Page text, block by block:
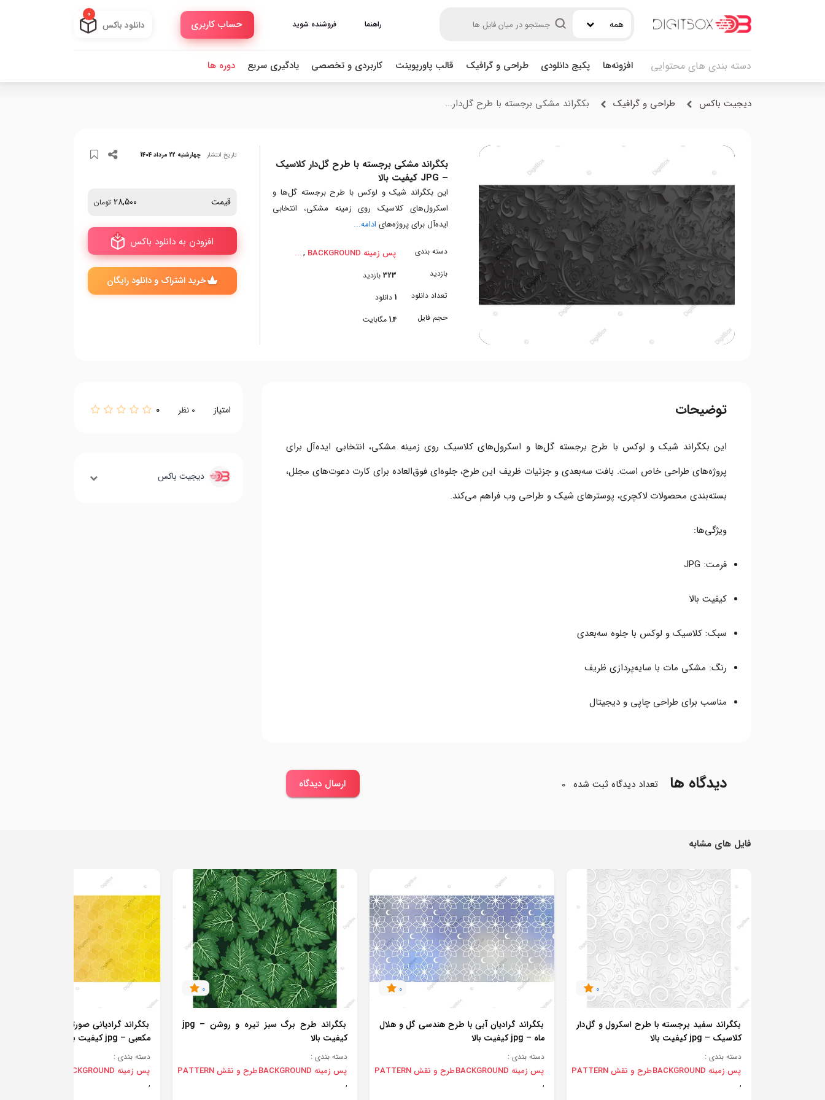
همه راهنما فروشنده شوید حساب کاربری دانلود باکس
0
دسته بندی های محتوایی افزونه‌ها پکیج دانلودی طراحی و گرافیک قالب پاورپوینت کاربردی و تخصصی یادگیری سریع دوره ها
دیجیت باکس طراحی و گرافیک بکگراند مشکی برجسته با طرح گل‌دار...
بکگراند مشکی برجسته با طرح گل‌دار کلاسیک
– JPG کیفیت بالا
این بکگراند شیک و لوکس با طرح برجسته گل‌ها و
اسکرول‌های کلاسیک روی زمینه مشکی، انتخابی
ایده‌آل برای پروژه‌های ادامه...
دسته بندی
بازدید
تعداد دانلود
حجم فایل
پس زمینه BACKGROUND ,
323 بازدید
1 دانلود
1.4 مگابایت
تاریخ انتشار چهارشنبه 22 مرداد 1404
قیمت 28,500 تومان
افزودن به دانلود باکس
خرید اشتراک و دانلود رایگان
توضیحات
این بکگراند شیک و لوکس با طرح برجسته گل‌ها و اسکرول‌های کلاسیک روی زمینه مشکی، انتخابی ایده‌آل برای
پروژه‌های طراحی خاص است. بافت سه‌بعدی و جزئیات ظریف این طرح، جلوه‌ای فوق‌العاده برای کارت دعوت‌های مجلل،
بسته‌بندی محصولات لاکچری، پوسترهای شیک و طراحی وب فراهم می‌کند.
ویژگی‌ها:
فرمت: JPG
کیفیت بالا
سبک: کلاسیک و لوکس با جلوه سه‌بعدی
رنگ: مشکی مات با سایه‌پردازی ظریف
مناسب برای طراحی چاپی و دیجیتال
دیدگاه ها تعداد دیدگاه ثبت شده 0 ارسال دیدگاه
امتیاز 0 نظر 0
دیجیت باکس
فایل های مشابه
0
بکگراند سفید برجسته با طرح اسکرول و گل‌دار
کلاسیک – jpg کیفیت بالا
دسته بندی :
پس زمینه BACKGROUND
,
طرح و نقش PATTERN
0
بکگراند گرادیان آبی با طرح هندسی گل و هلال
ماه – jpg کیفیت بالا
دسته بندی :
پس زمینه BACKGROUND
,
طرح و نقش PATTERN
0
بکگراند طرح برگ سبز تیره و روشن – jpg
کیفیت بالا
دسته بندی :
پس زمینه BACKGROUND
,
طرح و نقش PATTERN
بکگراند گرادیانی صورتی و زرد با الگوی
مکعبی – jpg کیفیت بالا
دسته بندی :
پس زمینه BACKGROUND
,